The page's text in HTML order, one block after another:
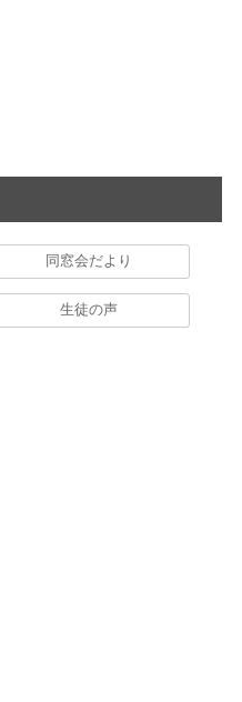
同窓会だより
生徒の声